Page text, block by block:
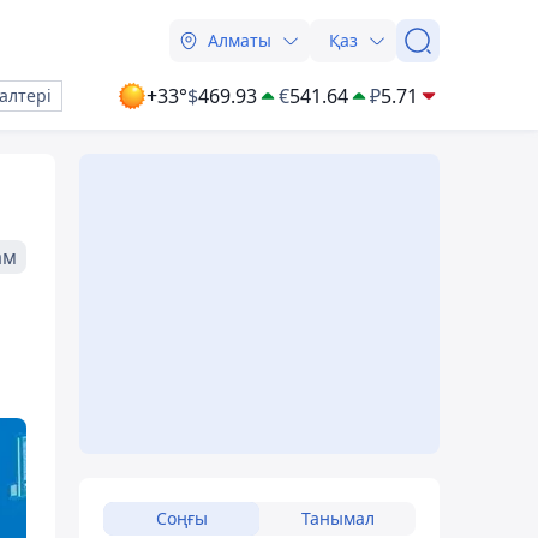
Алматы Қаз
+33°$469.93 €541.64 ₽5.71
Соңғы Танымал